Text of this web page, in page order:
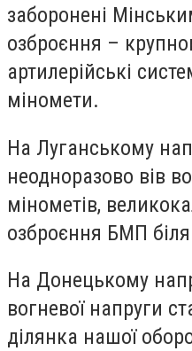
заборонені
озброєння –
артилерійські
міномети.
На Луганському
неодноразово вів
мінометів,
озброєння БМП
На Донецькому
вогневої напруги
ділянка нашої